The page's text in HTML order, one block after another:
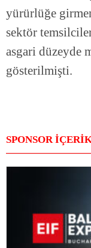
yürürlüğe
sektör
asgari düzeyde
gösterilmişti.
SPONSOR